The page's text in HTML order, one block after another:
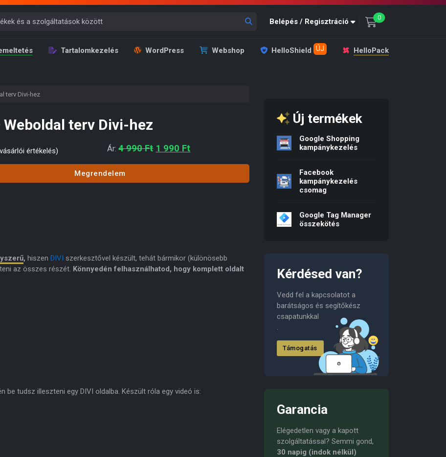
Belépés / Regisztráció 0unread messages
Tartalomkezelés WordPress Webshop HelloShield ÚJ HelloPack
terv Divi-hez
terv Divi-hez
vásárlói értékelés) Ár:4 990Ft Original price was: 4 990 Ft.
1 990 FtCurrent price is: 1 990 Ft.
Megrendelem
, hiszen DIVI szerkesztővel készült, tehát bármikor (különösebb
az összes részét. Könnyedén felhasználhatod, hogy komplett oldalt
be tudsz illeszteni egy DIVI oldalba. Készült róla egy videó is:
Új termékek
Google Shopping
kampánykezelés
Facebook
kampánykezelés
csomag
Google Tag Manager
összekötés
Kérdésed van?
Vedd fel a kapcsolatot a
barátságos és segítőkész
csapatunkkal
.
Támogatás
Garancia
Elégedetlen vagy a kapott
szolgáltatással? Semmi gond,
30 napig (indok nélkül)